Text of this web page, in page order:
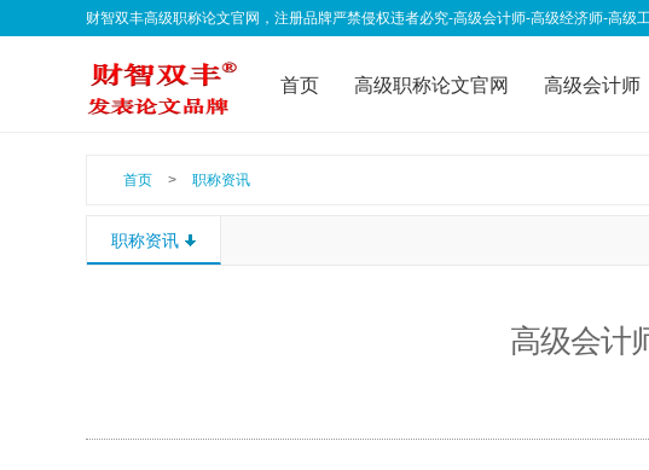
财智双丰高级职称论文官网，注册品牌严禁侵权违者必究-高级会计师-高级经济师-高
首页 高级职称论文官网 高级会计师
首页 > 职称资讯
职称资讯
高级会计